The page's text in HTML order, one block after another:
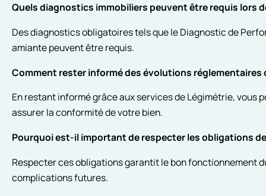
Quels diagnostics immobiliers peuvent être requis lors
Des diagnostics obligatoires tels que le Diagnostic de
amiante peuvent être requis.
Comment rester informé des évolutions
En restant informé grâce aux services de Légimétrie, vous
assurer la conformité de votre bien.
Pourquoi est-il important de respecter les obligations
Respecter ces obligations garantit le bon fonctionnement
complications futures.